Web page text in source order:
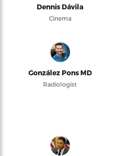
Dennis Dávila
Cinema
González Pons MD
Radiologist